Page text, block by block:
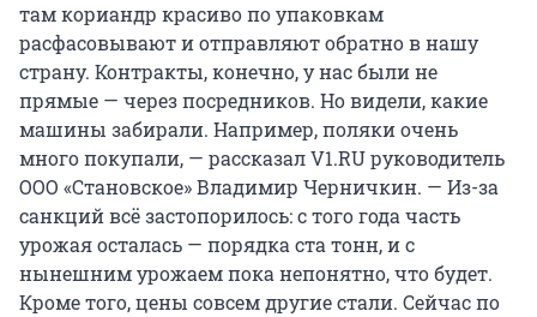
там кориандр красиво по упаковкам
расфасовывают и отправляют обратно в нашу
страну. Контракты, конечно, у нас были не
прямые — через посредников. Но видели, какие
машины забирали. Например, поляки очень
много покупали, — рассказал V1.RU руководитель
ООО «Становское» Владимир Черничкин. — Из-за
санкций всё застопорилось: с того года часть
урожая осталась — порядка ста тонн, и с
нынешним урожаем пока непонятно, что будет.
Кроме того, цены совсем другие стали. Сейчас по